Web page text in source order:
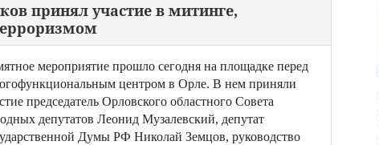
принял участие в митинге,
мероприятие прошло сегодня на площадке перед
центром в Орле. В нем приняли
председатель Орловского областного Совета
депутатов Леонид Музалевский, депутат
Думы РФ Николай Земцов, руководство